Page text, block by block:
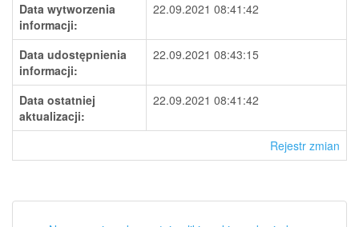
Data wytworzenia
informacji:
22.09.2021 08:41:42
Data udostępnienia
informacji:
22.09.2021 08:43:15
Data ostatniej
aktualizacji:
22.09.2021 08:41:42
Rejestr zmian